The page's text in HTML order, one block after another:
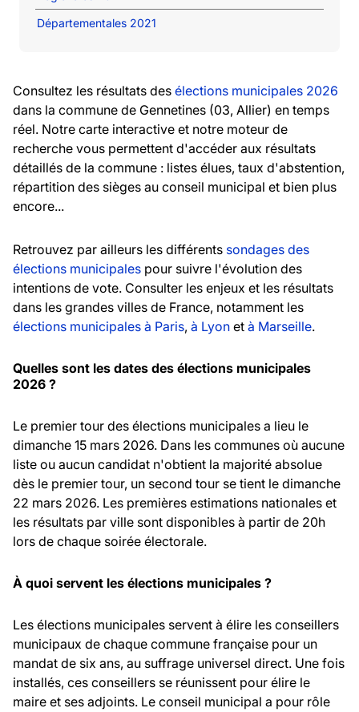
Départementales 2021
Consultez les résultats des élections municipales 2026
dans la commune de Gennetines (03, Allier) en temps
réel. Notre carte interactive et notre moteur de
recherche vous permettent d'accéder aux résultats
détaillés de la commune : listes élues, taux d'abstention,
répartition des sièges au conseil municipal et bien plus
encore...
Retrouvez par ailleurs les différents sondages des
élections municipales pour suivre l'évolution des
intentions de vote. Consulter les enjeux et les résultats
dans les grandes villes de France, notamment les
élections municipales à Paris, à Lyon et à Marseille.
Quelles sont les dates des élections municipales
2026 ?
Le premier tour des élections municipales a lieu le
dimanche 15 mars 2026. Dans les communes où aucune
liste ou aucun candidat n'obtient la majorité absolue
dès le premier tour, un second tour se tient le dimanche
22 mars 2026. Les premières estimations nationales et
les résultats par ville sont disponibles à partir de 20h
lors de chaque soirée électorale.
À quoi servent les élections municipales ?
Les élections municipales servent à élire les conseillers
municipaux de chaque commune française pour un
mandat de six ans, au suffrage universel direct. Une fois
installés, ces conseillers se réunissent pour élire le
maire et ses adjoints. Le conseil municipal a pour rôle